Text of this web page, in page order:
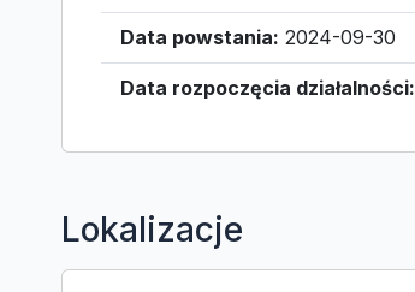
Data powstania: 2024-09-30
Data rozpoczęcia działalności:
Lokalizacje